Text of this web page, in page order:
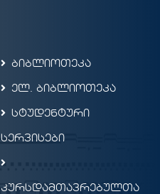
ბიბლიოთეკა
ელ. ბიბლიოთეკა
სტუდენტური
სერვისები
კურსდამთავრებულთა